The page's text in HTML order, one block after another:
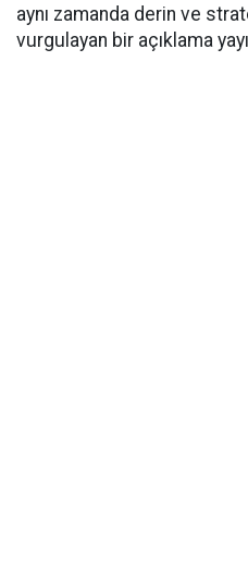
aynı zamanda derin ve
vurgulayan bir açıklama